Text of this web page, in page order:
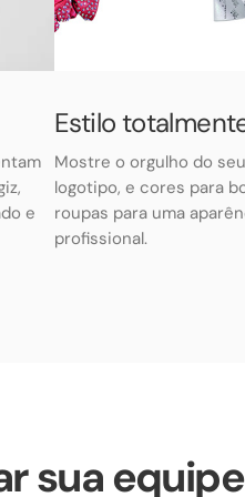
e
Estilo
Mostre o orgulho do
logotipo, e cores para
roupas para uma
profissional.
sua